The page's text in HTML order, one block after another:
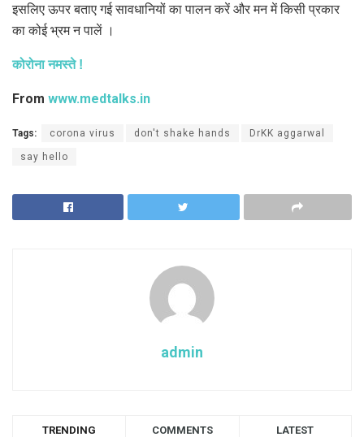
इसलिए ऊपर बताए गई सावधानियों का पालन करें और मन में किसी प्रकार
का कोई भ्रम न पालें ।
कोरोना नमस्ते !
From www.medtalks.in
Tags: corona virus don't shake hands DrKK aggarwal
say hello
admin
TRENDING COMMENTS LATEST